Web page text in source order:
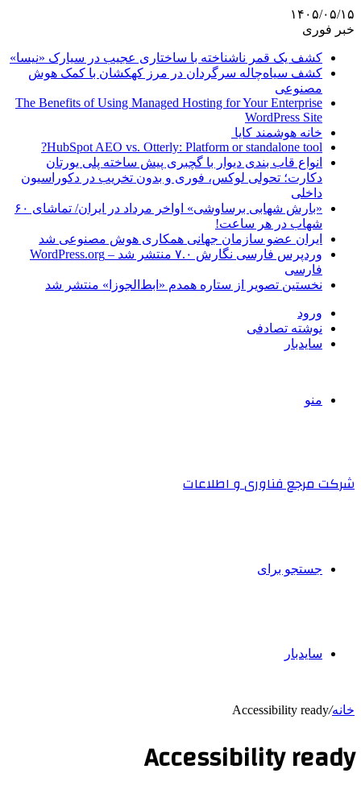
۱۴۰۵/۰۵/۱۵
خبر فوری
کشف یک قمر ناشناخته با ساختاری عجیب در سیارک «نیسا»
کشف سیاه‌چاله سرگردان در مرز کهکشان با کمک هوش
مصنوعی
The Benefits of Using Managed Hosting for Your Enterprise
WordPress Site
خانه هوشمند کایا
HubSpot AEO vs. Otterly: Platform or standalone tool?
انواع قاب بندی دیوار با گچبری پیش ساخته پلی یورتان
دکارت؛ تحولی لوکس، فوری و بدون تخریب در دکوراسیون
داخلی
«بارش شهابی برساوشی» اواخر مرداد در ایران/ تماشای ۶۰
شهاب در هر ساعت!
ایران عضو سازمان جهانی همکاری هوش مصنوعی شد
وردپرس فارسی نگارش ۷.۰ منتشر شد – WordPress.org
فارسی
نخستین تصویر از ستاره همدم «ابط‌الجوزا» منتشر شد
ورود
نوشته تصادفی
سایدبار
منو
شرکت مرجع فناوری و اطلاعات
جستجو برای
سایدبار
خانه/
Accessibility ready
Accessibility ready